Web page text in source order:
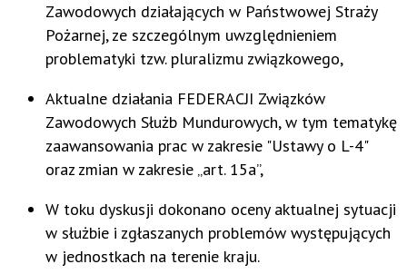
Zawodowych działających w Państwowej Straży
Pożarnej, ze szczególnym uwzględnieniem
problematyki tzw. pluralizmu związkowego,
Aktualne działania FEDERACJI Związków
Zawodowych Służb Mundurowych, w tym tematykę
zaawansowania prac w zakresie "Ustawy o L-4"
oraz zmian w zakresie „art. 15a”,
W toku dyskusji dokonano oceny aktualnej sytuacji
w służbie i zgłaszanych problemów występujących
w jednostkach na terenie kraju.